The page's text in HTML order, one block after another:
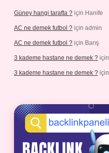
Güney hangi tarafta ? için Hanife
AC ne demek futbol ? için admin
AC ne demek futbol ? için Barış
3 kademe hastane ne demek ? için
3 kademe hastane ne demek ? için